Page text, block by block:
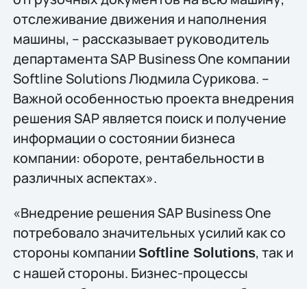
отслеживание движения и наполнения
машины, – рассказывает руководитель
департамента SAP Business One компании
Softline Solutions Людмила Сурикова. –
Важной особенностью проекта внедрения
решения SAP является поиск и получение
информации о состоянии бизнеса
компании: обороте, рентабельности в
различных аспектах».
«Внедрение решения SAP Business One
потребовало значительных усилий как со
стороны компании Softline Solutions, так и
с нашей стороны. Бизнес-процессы